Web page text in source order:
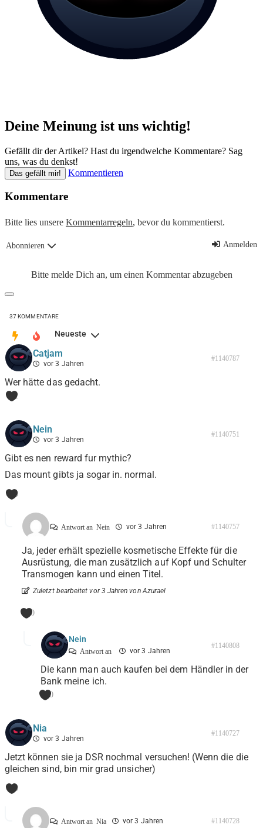
Deine Meinung ist uns wichtig!
Gefällt dir der Artikel? Hast du irgendwelche Kommentare? Sag
uns, was du denkst!
Das gefällt mir! Kommentieren
Kommentare
Bitte lies unsere Kommentarregeln, bevor du kommentierst.
Abonnieren Anmelden
Bitte melde Dich an, um einen Kommentar abzugeben
37KOMMENTARE
Neueste
Catjam
vor 3 Jahren
#1140787
Wer hätte das gedacht.
1
Nein
vor 3 Jahren
#1140751
Gibt es nen reward fur mythic?
Das mount gibts ja sogar in. normal.
0
Antwort an Nein vor 3 Jahren #1140757
Ja, jeder erhält spezielle kosmetische Effekte für die
Ausrüstung, die man zusätzlich auf Kopf und Schulter
Transmogen kann und einen Titel.
Zuletzt bearbeitet vor 3 Jahren von Azurael
0
Nein
Antwort an vor 3 Jahren
#1140808
Die kann man auch kaufen bei dem Händler in der
Bank meine ich.
0
Nia
vor 3 Jahren
#1140727
Jetzt können sie ja DSR nochmal versuchen! (Wenn die die
gleichen sind, bin mir grad unsicher)
0
Antwort an Nia vor 3 Jahren #1140728